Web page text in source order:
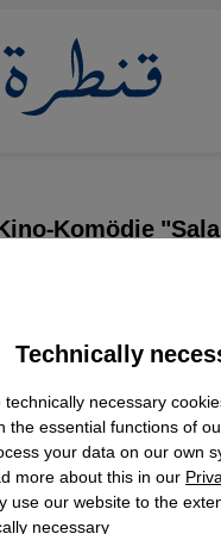
Komödie
Technically
necessary
the essential functions of
your data on our own
more about this in our
use our website to the